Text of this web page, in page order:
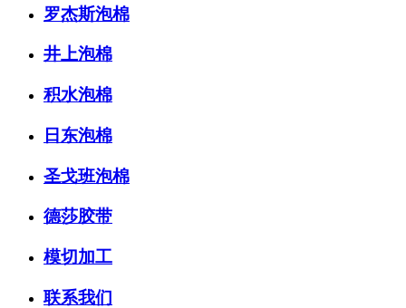
罗杰斯泡棉
井上泡棉
积水泡棉
日东泡棉
圣戈班泡棉
德莎胶带
模切加工
联系我们